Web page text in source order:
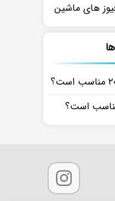
های ماشین